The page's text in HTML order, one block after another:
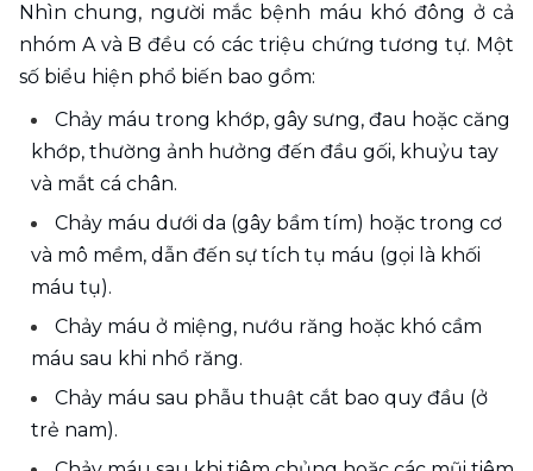
Nhìn chung, người mắc bệnh máu khó đông ở cả
nhóm A và B đều có các triệu chứng tương tự. Một
số biểu hiện phổ biến bao gồm:
Chảy máu trong khớp, gây sưng, đau hoặc căng
khớp, thường ảnh hưởng đến đầu gối, khuỷu tay
và mắt cá chân.
Chảy máu dưới da (gây bầm tím) hoặc trong cơ
và mô mềm, dẫn đến sự tích tụ máu (gọi là khối
máu tụ).
Chảy máu ở miệng, nướu răng hoặc khó cầm
máu sau khi nhổ răng.
Chảy máu sau phẫu thuật cắt bao quy đầu (ở
trẻ nam).